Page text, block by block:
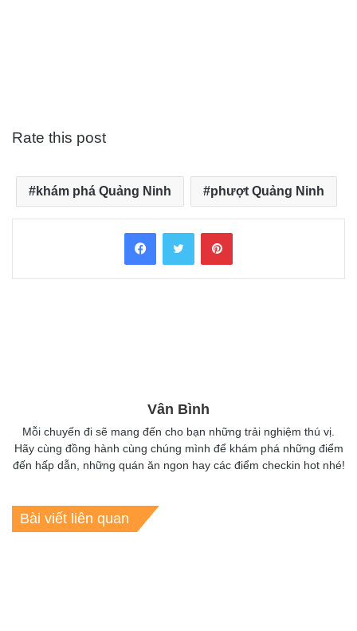
Rate this post
khám phá Quảng Ninh phượt Quảng Ninh
FacebookTwitter Pinterest
Vân Bình
Mỗi chuyến đi sẽ mang đến cho bạn những trải nghiệm thú vị.
Hãy cùng đồng hành cùng chúng mình để khám phá những điểm
đến hấp dẫn, những quán ăn ngon hay các điểm checkin hot nhé!
Bài viết liên quan